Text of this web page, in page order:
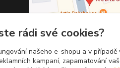
rádi své cookies?
našeho e-shopu a v
kampaní, zapamatování